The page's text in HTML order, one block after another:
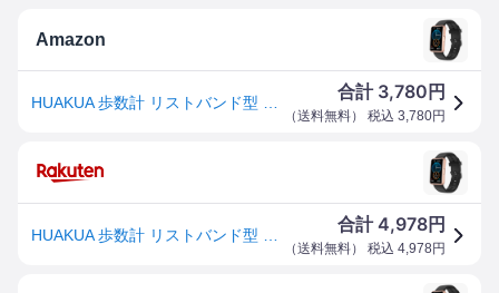
Amazon
合計 3,780 円
（送料無料） 税込 3,780円
合計4,978円
（送料無料） 税込 4,978 円